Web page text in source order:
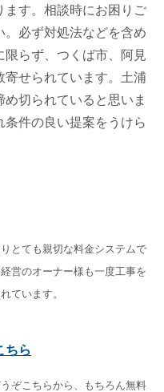
ます。相談時にお困りご
。必ず対処法などを含め
限らず、つくば市、阿見
寄せられています。土浦
切られていると思いま
件の良い提案をうけら
とても親切な料金システムで
営のオーナー様も一度工事を
ています。
ちら
ぞこちらから、もちろん無料